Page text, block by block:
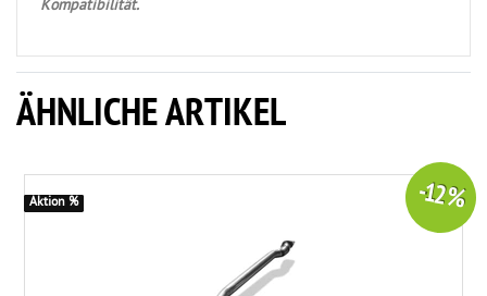
Kompatibilität.
ÄHNLICHE ARTIKEL
-12 %
Aktion %